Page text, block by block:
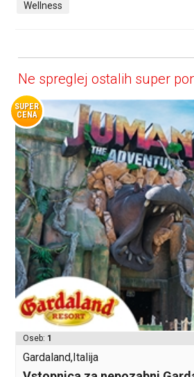
Wellness
Ne spreglej ostalih super
SUPER
CENA
Oseb: 1
Gardaland,Italija